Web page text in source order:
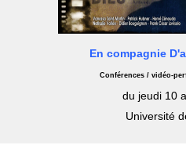
En compagnie
Conférences / vidéo-
du jeudi 10
Université